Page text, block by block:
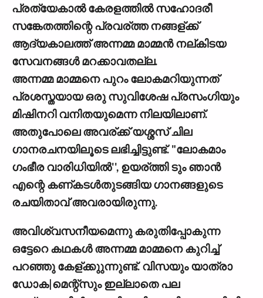
പ്രത്യേകാല്‍ കേരളത്തില്‍ സഹോദരീ
സങ്കേതത്തിന്റെ പ്രവര്ത്ത നങ്ങള്ക്ക്
ആദ്യകാലത്ത് അന്നമ്മ മാമ്മന്‍ നല്കിടയ
സേവനങ്ങള്‍ മറക്കാവതല്ല.
അന്നമ്മ മാമ്മനെ പുറം ലോകമറിയുന്നത്
പ്രശസ്തയായ ഒരു സുവിശേഷ പ്രസംഗിയും
മിഷിനറി വനിതയുമെന്ന നിലയിലാണ്.
അതുപോലെ അവര്ക്ക് യശ്ശസ് ചില
ഗാനരചനയിലൂടെ ലഭിച്ചിട്ടുണ്ട്. "ലോകമാം
ഗംഭീര വാരിധിയില്‍'', ഉയര്ത്തി ടും ഞാന്‍
എന്റെ കണ്കടള്‍തുടങ്ങിയ ഗാനങ്ങളുടെ
രചയിതാവ് അവരായിരുന്നു.
അവിശ്വസനീയമെന്നു കരുതിപ്പോകുന്ന
ഒട്ടേറെ കഥകള്‍ അന്നമ്മ മാമ്മനെ കുറിച്ച്
പറഞ്ഞു കേള്ക്കുുന്നുണ്ട്. വിസയും യാത്രാ
ഡോക|മെന്റ്സും ഇല്ലാതെ പല